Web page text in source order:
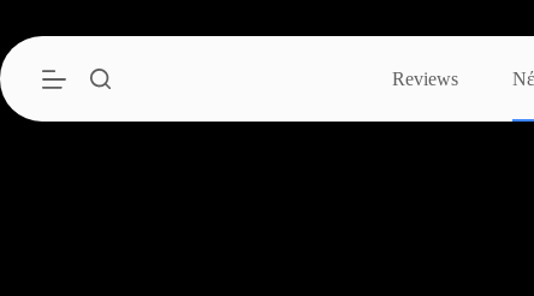
περιεχόμενο
Reviews